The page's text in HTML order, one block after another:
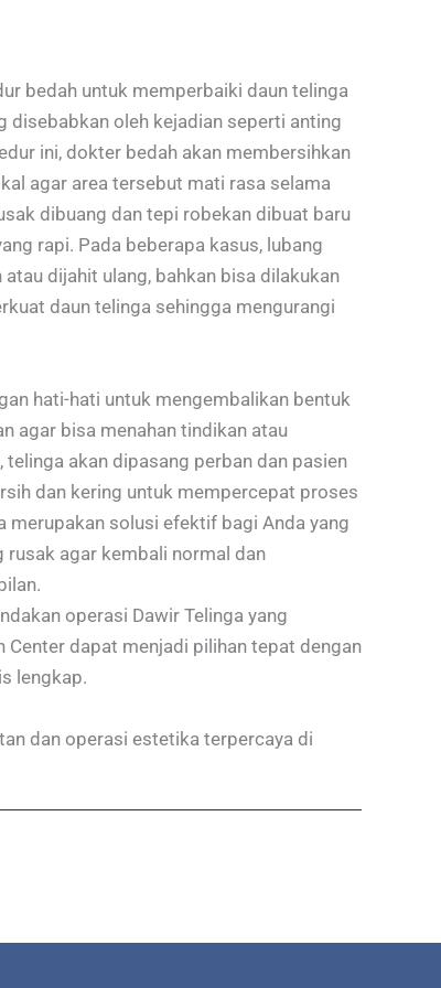
bedah untuk memperbaiki daun telinga
disebabkan oleh kejadian seperti anting
ini, dokter bedah akan membersihkan
agar area tersebut mati rasa selama
dibuang dan tepi robekan dibuat baru
rapi. Pada beberapa kasus, lubang
dijahit ulang, bahkan bisa dilakukan
daun telinga sehingga mengurangi
hati-hati untuk mengembalikan bentuk
agar bisa menahan tindikan atau
akan dipasang perban dan pasien
dan kering untuk mempercepat proses
merupakan solusi efektif bagi Anda yang
rusak agar kembali normal dan
operasi Dawir Telinga yang
Center dapat menjadi pilihan tepat dengan
lengkap.
dan operasi estetika terpercaya di